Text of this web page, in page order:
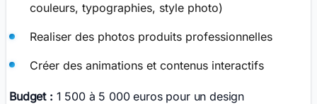
couleurs, typographies, style photo)
Realiser des photos produits professionnelles
Créer des animations et contenus interactifs
Budget : 1 500 à 5 000 euros pour un design